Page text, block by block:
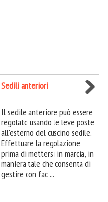
Sedili anteriori
Il sedile anteriore può essere
regolato usando le leve poste
all'esterno del cuscino sedile.
Effettuare la regolazione
prima di mettersi in marcia, in
maniera tale che consenta di
gestire con fac ...